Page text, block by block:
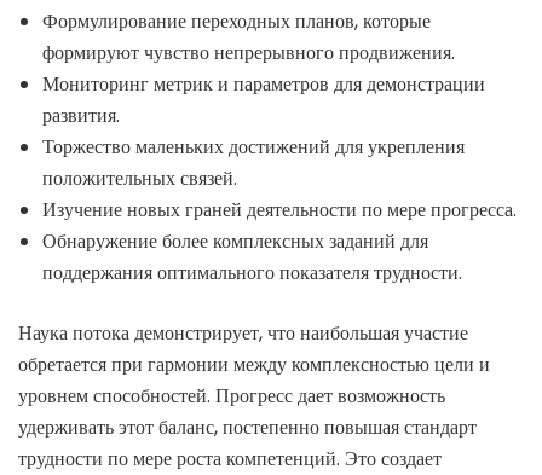
Формулирование переходных планов, которые
формируют чувство непрерывного продвижения.
Мониторинг метрик и параметров для демонстрации
развития.
Торжество маленьких достижений для укрепления
положительных связей.
Изучение новых граней деятельности по мере прогресса.
Обнаружение более комплексных заданий для
поддержания оптимального показателя трудности.
Наука потока демонстрирует, что наибольшая участие
обретается при гармонии между комплексностью цели и
уровнем способностей. Прогресс дает возможность
удерживать этот баланс, постепенно повышая стандарт
трудности по мере роста компетенций. Это создает